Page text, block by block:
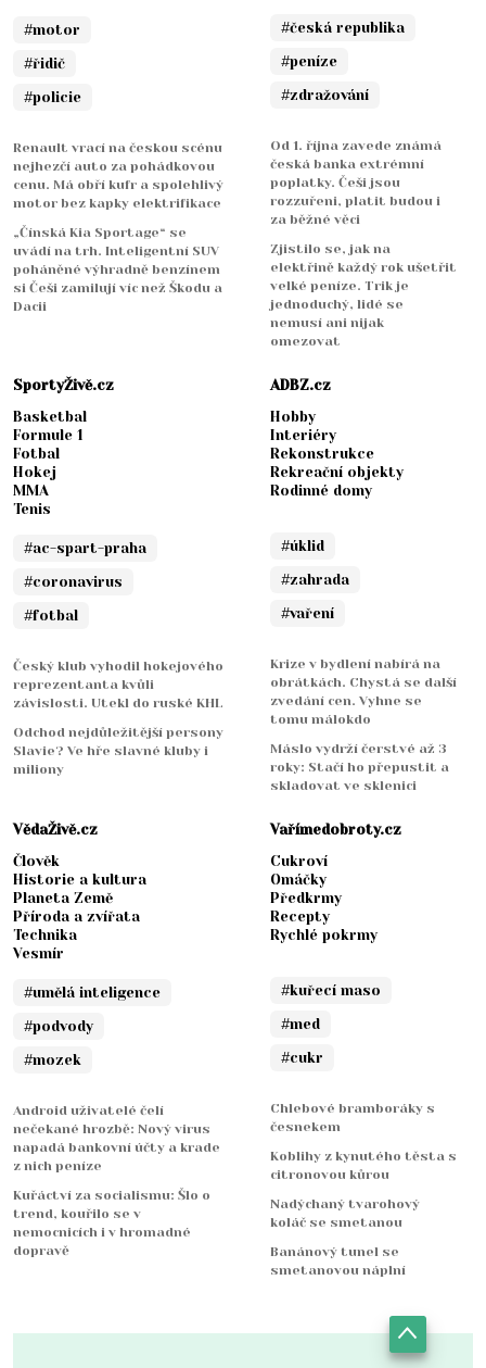
#motor
#řidič
#policie
Renault vrací na českou scénu
nejhezčí auto za pohádkovou
cenu. Má obří kufr a spolehlivý
motor bez kapky elektrifikace
„Čínská Kia Sportage“ se
uvádí na trh. Inteligentní SUV
poháněné výhradně benzínem
si Češi zamilují víc než Škodu a
Dacii
#česká republika
#peníze
#zdražování
Od 1. října zavede známá
česká banka extrémní
poplatky. Češi jsou
rozzuřeni, platit budou i
za běžné věci
Zjistilo se, jak na
elektřině každý rok ušetřit
velké peníze. Trik je
jednoduchý, lidé se
nemusí ani nijak
omezovat
SportyŽivě.cz
Basketbal
Formule 1
Fotbal
Hokej
MMA
Tenis
#ac-spart-praha
#coronavirus
#fotbal
Český klub vyhodil hokejového
reprezentanta kvůli
závislosti. Utekl do ruské KHL
Odchod nejdůležitější persony
Slavie? Ve hře slavné kluby i
miliony
ADBZ.cz
Hobby
Interiéry
Rekonstrukce
Rekreační objekty
Rodinné domy
#úklid
#zahrada
#vaření
Krize v bydlení nabírá na
obrátkách. Chystá se další
zvedání cen. Vyhne se
tomu málokdo
Máslo vydrží čerstvé až 3
roky: Stačí ho přepustit a
skladovat ve sklenici
VědaŽivě.cz
Člověk
Historie a kultura
Planeta Země
Příroda a zvířata
Technika
Vesmír
#umělá inteligence
#podvody
#mozek
Android uživatelé čelí
nečekané hrozbě: Nový virus
napadá bankovní účty a krade
z nich peníze
Kuřáctví za socialismu: Šlo o
trend, kouřilo se v
nemocnicích i v hromadné
dopravě
Vařímedobroty.cz
Cukroví
Omáčky
Předkrmy
Recepty
Rychlé pokrmy
#kuřecí maso
#med
#cukr
Chlebové bramboráky s
česnekem
Koblihy z kynutého těsta s
citronovou kůrou
Nadýchaný tvarohový
koláč se smetanou
Banánový tunel se
smetanovou náplní